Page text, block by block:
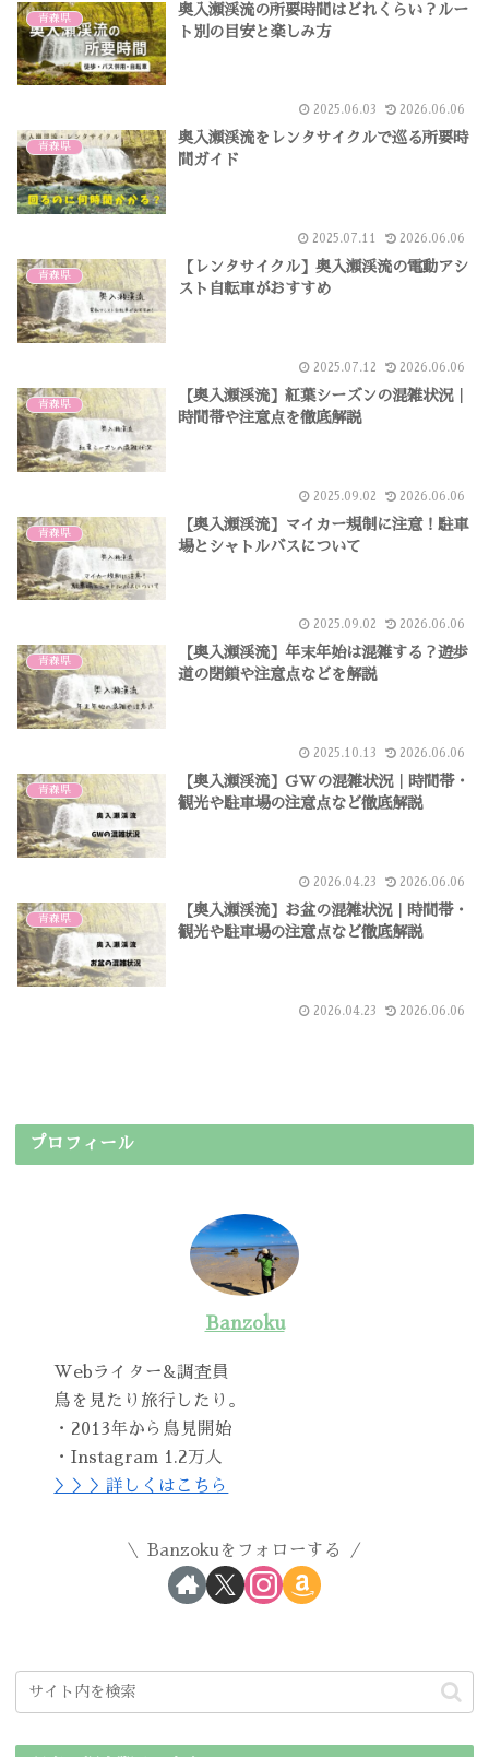
青森県
奥入瀬渓流の所要時間はどれくらい？ルー
ト別の目安と楽しみ方
2025.06.03 2026.06.06
青森県
奥入瀬渓流をレンタサイクルで巡る所要時
間ガイド
2025.07.11 2026.06.06
青森県
【レンタサイクル】奥入瀬渓流の電動アシ
スト自転車がおすすめ
2025.07.12 2026.06.06
青森県
【奥入瀬渓流】紅葉シーズンの混雑状況｜
時間帯や注意点を徹底解説
2025.09.02 2026.06.06
青森県
【奥入瀬渓流】マイカー規制に注意！駐車
場とシャトルバスについて
2025.09.02 2026.06.06
青森県
【奥入瀬渓流】年末年始は混雑する？遊歩
道の閉鎖や注意点などを解説
2025.10.13 2026.06.06
青森県
【奥入瀬渓流】GWの混雑状況｜時間帯・
観光や駐車場の注意点など徹底解説
2026.04.23 2026.06.06
青森県
【奥入瀬渓流】お盆の混雑状況｜時間帯・
観光や駐車場の注意点など徹底解説
2026.04.23 2026.06.06
プロフィール
Banzoku
Webライター&調査員
鳥を見たり旅行したり。
・2013年から鳥見開始
・Instagram 1.2万人
＞＞＞詳しくはこちら
Banzokuをフォローする